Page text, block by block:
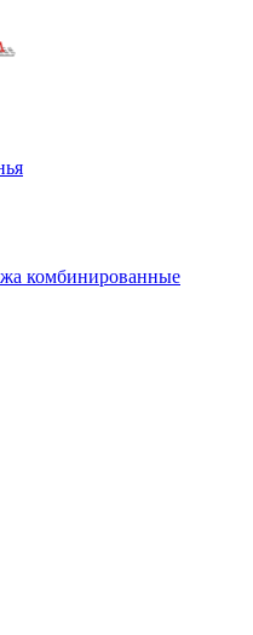
комбинированные